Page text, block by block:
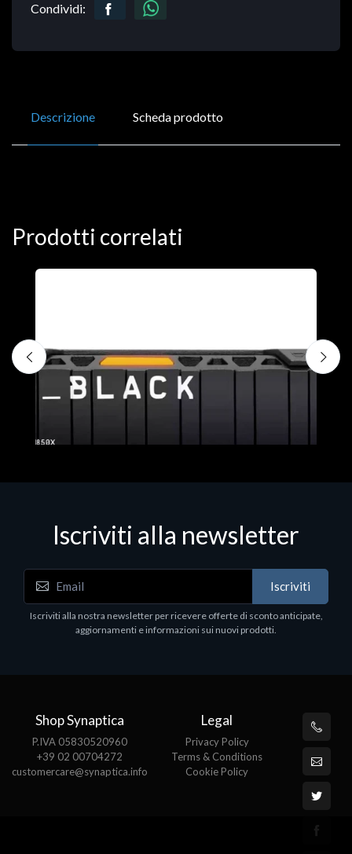
Condividi:
Descrizione Scheda prodotto
Prodotti correlati
WD_BLACK SN850X NVMe SSD
WDBB9H0020BNC - SSD - 2 TB - interno - M.2
2280 - PCIe 4.0 (NVMe) - dissipatore integrato -
nero
Iscriviti alla newsletter
Iscriviti
Iscriviti alla nostra newsletter per ricevere offerte di sconto anticipate,
aggiornamenti e informazioni sui nuovi prodotti.
Shop Synaptica
P.IVA 05830520960
+39 02 00704272
customercare@synaptica.info
Legal
Privacy Policy
Terms & Conditions
Cookie Policy